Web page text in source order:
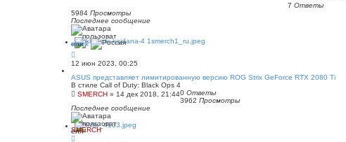
7 Ответы
5984 Просмотры
Последнее сообщение
shrek
12 июн 2023, 00:25
ASUS представляет лимитированную версию ROG Strix GeForce RTX 2080 Ti
В стиле Call of Duty: Black Ops 4
SMERCH » 14 дек 2018, 21:440 Ответы
3962 Просмотры
Последнее сообщение
SMERCH